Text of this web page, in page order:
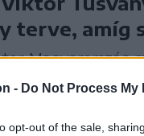
- Do Not Process
opt-out of the sale,
terve, amíg
Magyarország
beszédében,
szedve tárta
valóságot”.